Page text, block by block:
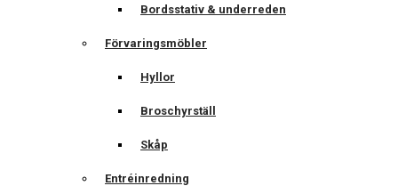
Bordsstativ & underreden
Förvaringsmöbler
Hyllor
Broschyrställ
Skåp
Entréinredning